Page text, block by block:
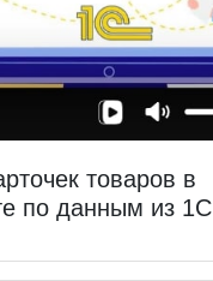
товаров в
по данным из 1С